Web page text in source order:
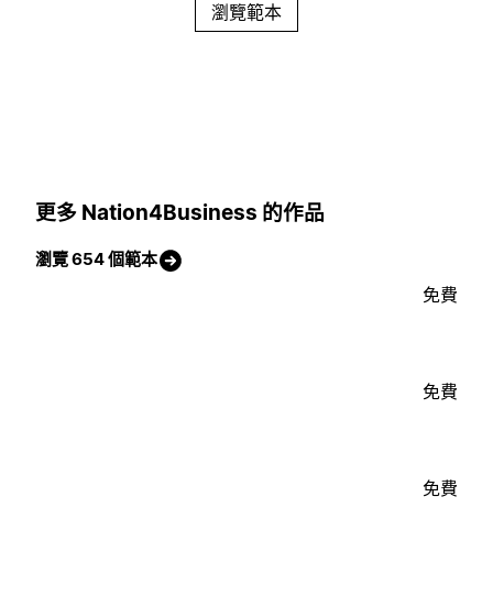
瀏覽範本
更多 Nation4Business 的作品
瀏覽 654 個範本
免費
免費
免費